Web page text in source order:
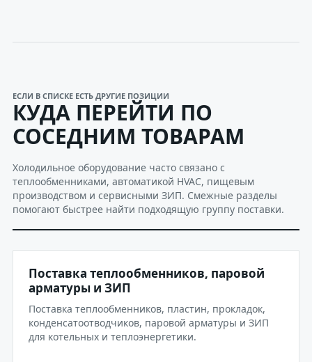
ЕСЛИ В СПИСКЕ ЕСТЬ ДРУГИЕ ПОЗИЦИИ
КУДА ПЕРЕЙТИ ПО
СОСЕДНИМ ТОВАРАМ
Холодильное оборудование часто связано с
теплообменниками, автоматикой HVAC, пищевым
производством и сервисными ЗИП. Смежные разделы
помогают быстрее найти подходящую группу поставки.
Поставка теплообменников, паровой
арматуры и ЗИП
Поставка теплообменников, пластин, прокладок,
конденсатоотводчиков, паровой арматуры и ЗИП
для котельных и теплоэнергетики.